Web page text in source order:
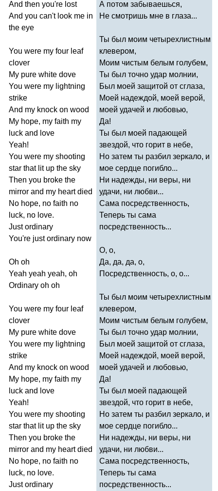
And then you're lost
And you can't look me in
the eye
You were my four leaf
clover
My pure white dove
You were my lightning
strike
And my knock on wood
My hope, my faith my
luck and love
Yeah!
You were my shooting
star that lit up the sky
Then you broke the
mirror and my heart died
No hope, no faith no
luck, no love.
Just ordinary
You're just ordinary now
Oh oh
Yeah yeah yeah, oh
Ordinary oh oh
You were my four leaf
clover
My pure white dove
You were my lightning
strike
And my knock on wood
My hope, my faith my
luck and love
Yeah!
You were my shooting
star that lit up the sky
Then you broke the
mirror and my heart died
No hope, no faith no
luck, no love.
Just ordinary
А потом забываешься,
Не смотришь мне в глаза...
Ты был моим четырехлистным
клевером,
Моим чистым белым голубем,
Ты был точно удар молнии,
Был моей защитой от сглаза,
Моей надеждой, моей верой,
моей удачей и любовью,
Да!
Ты был моей падающей
звездой, что горит в небе,
Но затем ты разбил зеркало, и
мое сердце погибло...
Ни надежды, ни веры, ни
удачи, ни любви...
Сама посредственность,
Теперь ты сама
посредственность...
О, о,
Да, да, да, о,
Посредственность, о, о...
Ты был моим четырехлистным
клевером,
Моим чистым белым голубем,
Ты был точно удар молнии,
Был моей защитой от сглаза,
Моей надеждой, моей верой,
моей удачей и любовью,
Да!
Ты был моей падающей
звездой, что горит в небе,
Но затем ты разбил зеркало, и
мое сердце погибло...
Ни надежды, ни веры, ни
удачи, ни любви...
Сама посредственность,
Теперь ты сама
посредственность...